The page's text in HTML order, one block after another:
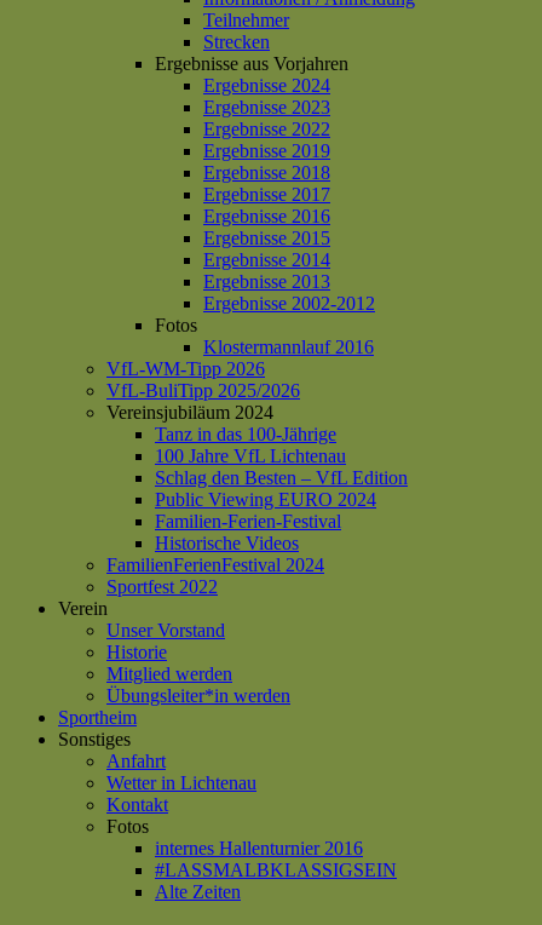
Teilnehmer
Strecken
Ergebnisse aus Vorjahren
Ergebnisse 2024
Ergebnisse 2023
Ergebnisse 2022
Ergebnisse 2019
Ergebnisse 2018
Ergebnisse 2017
Ergebnisse 2016
Ergebnisse 2015
Ergebnisse 2014
Ergebnisse 2013
Ergebnisse 2002-2012
Fotos
Klostermannlauf 2016
VfL-WM-Tipp 2026
VfL-BuliTipp 2025/2026
Vereinsjubiläum 2024
Tanz in das 100-Jährige
100 Jahre VfL Lichtenau
Schlag den Besten – VfL Edition
Public Viewing EURO 2024
Familien-Ferien-Festival
Historische Videos
FamilienFerienFestival 2024
Sportfest 2022
Verein
Unser Vorstand
Historie
Mitglied werden
Übungsleiter*in werden
Sportheim
Sonstiges
Anfahrt
Wetter in Lichtenau
Kontakt
Fotos
internes Hallenturnier 2016
#LASSMALBKLASSIGSEIN
Alte Zeiten